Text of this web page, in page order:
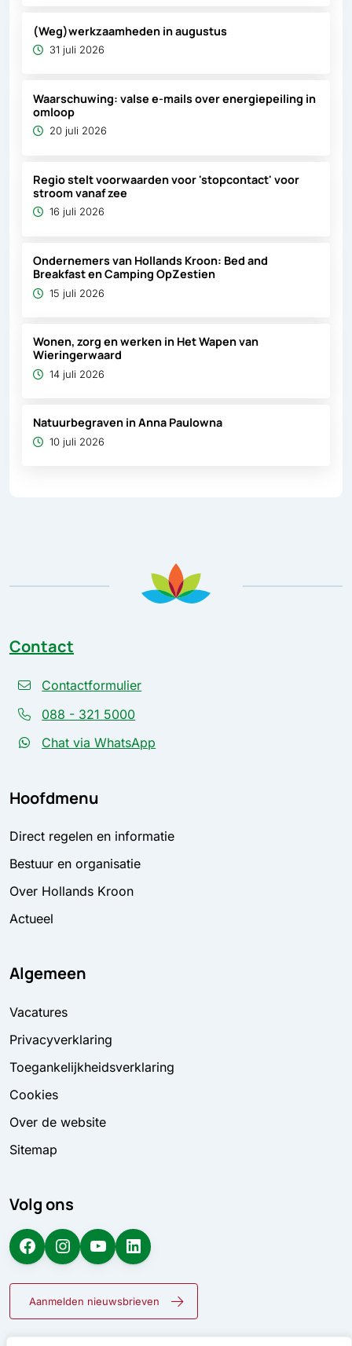
(Weg)werkzaamheden in augustus
31 juli 2026
Waarschuwing: valse e-mails over energiepeiling in
omloop
20 juli 2026
Regio stelt voorwaarden voor 'stopcontact' voor
stroom vanaf zee
16 juli 2026
Ondernemers van Hollands Kroon: Bed and
Breakfast en Camping OpZestien
15 juli 2026
Wonen, zorg en werken in Het Wapen van
Wieringerwaard
14 juli 2026
Natuurbegraven in Anna Paulowna
10 juli 2026
Contact
Contactformulier
088 - 321 5000
Chat via WhatsApp
Hoofdmenu
Direct regelen en informatie
Bestuur en organisatie
Over Hollands Kroon
Actueel
Algemeen
Vacatures
Privacyverklaring
Toegankelijkheidsverklaring
Cookies
Over de website
Sitemap
Volg ons
Facebook Instagram YouTube LinkedIn
Aanmelden nieuwsbrieven